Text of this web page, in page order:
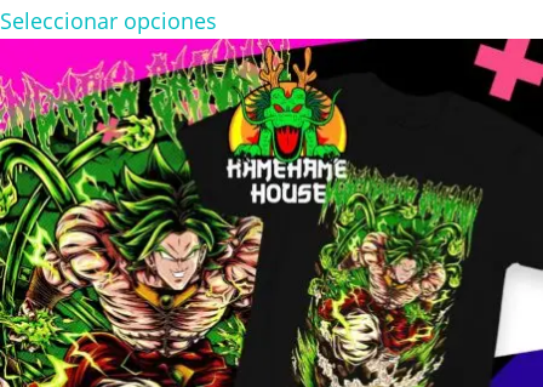
range:
$160.00
through
$280.00
Seleccionar opciones